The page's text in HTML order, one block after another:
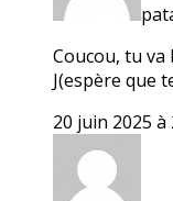
Coucou, tu va
J(espère que
20 juin 2025 à